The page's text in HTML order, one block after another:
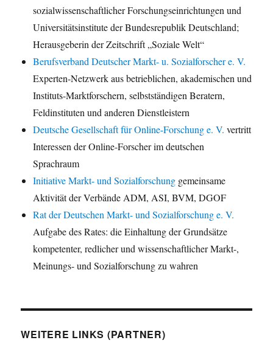
sozialwissenschaftlicher Forschungseinrichtungen und
Universitätsinstitute der Bundesrepublik Deutschland;
Herausgeberin der Zeitschrift „Soziale Welt“
Berufsverband Deutscher Markt- u. Sozialforscher e. V.
Experten-Netzwerk aus betrieblichen, akademischen und
Instituts-Marktforschern, selbstständigen Beratern,
Feldinstituten und anderen Dienstleistern
Deutsche Gesellschaft für Online-Forschung e. V. vertritt
Interessen der Online-Forscher im deutschen
Sprachraum
Initiative Markt- und Sozialforschung gemeinsame
Aktivität der Verbände ADM, ASI, BVM, DGOF
Rat der Deutschen Markt- und Sozialforschung e. V.
Aufgabe des Rates: die Einhaltung der Grundsätze
kompetenter, redlicher und wissenschaftlicher Markt-,
Meinungs- und Sozialforschung zu wahren
WEITERE LINKS (PARTNER)